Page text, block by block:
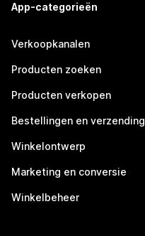
App-categorieën
Verkoopkanalen
Producten zoeken
Producten verkopen
Bestellingen en verzending
Winkelontwerp
Marketing en conversie
Winkelbeheer